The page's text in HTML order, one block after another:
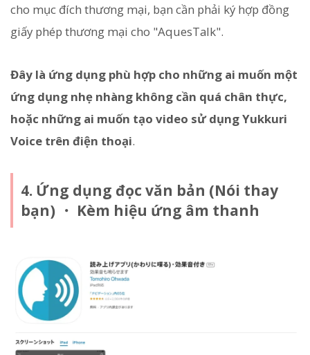
cho mục đích thương mại, bạn cần phải ký hợp đồng
giấy phép thương mại cho "AquesTalk".
Đây là ứng dụng phù hợp cho những ai muốn một
ứng dụng nhẹ nhàng không cần quá chân thực,
hoặc những ai muốn tạo video sử dụng Yukkuri
Voice trên điện thoại.
4. Ứng dụng đọc văn bản (Nói thay
bạn) ・ Kèm hiệu ứng âm thanh